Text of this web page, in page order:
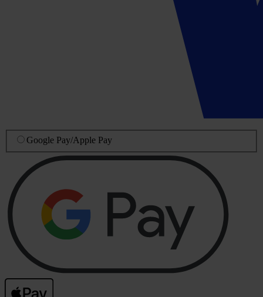
Google Pay/Apple Pay